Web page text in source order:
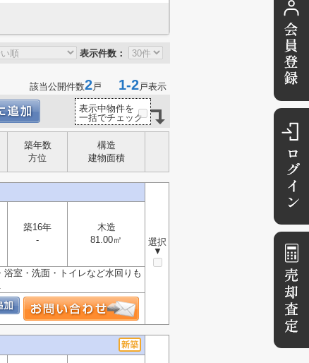
表示件数：
該当公開件数2戸 1-2戸表示
表示中物件を
一括でチェック
築年数
方位
構造
建物面積
選択
▼
築16年
-
木造
81.00㎡
室・洗面・トイレなど水回りも